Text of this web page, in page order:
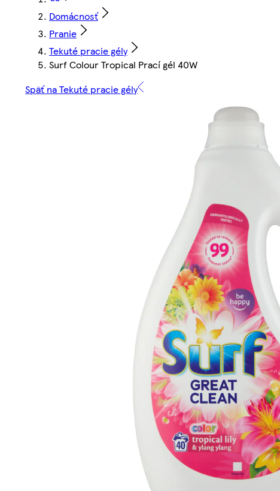
Domácnosť
Pranie
Tekuté pracie gély
Surf Colour Tropical Prací gél 40W
Späť na Tekuté pracie gély